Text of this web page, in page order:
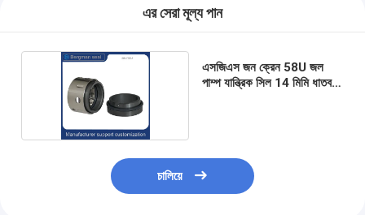
এর সেরা মূল্য পান
এসজিএস জন ক্রেন 58U জল
পাম্প যান্ত্রিক সিল 14 মিমি ধাতব
চালিয়ে